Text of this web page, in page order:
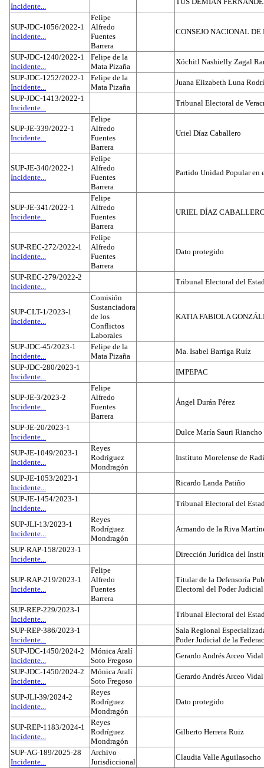
Incidente...
SUP-JDC-1056/2022-1
Incidente...
Felipe
Alfredo
Fuentes
Barrera
CONSEJO NACIONAL
SUP-JDC-1240/2022-1
Incidente...
Felipe de la
Mata Pizaña
Xóchitl Nashielly Zagal
SUP-JDC-1252/2022-1
Incidente...
Felipe de la
Mata Pizaña
Juana Elizabeth Luna
SUP-JDC-1413/2022-1
Incidente...
Tribunal Electoral de
SUP-JE-339/2022-1
Incidente...
Felipe
Alfredo
Fuentes
Barrera
Uriel Díaz Caballero
SUP-JE-340/2022-1
Incidente...
Felipe
Alfredo
Fuentes
Barrera
Partido Unidad Popular en
SUP-JE-341/2022-1
Incidente...
Felipe
Alfredo
Fuentes
Barrera
URIEL DÍAZ
SUP-REC-272/2022-1
Incidente...
Felipe
Alfredo
Fuentes
Barrera
Dato protegido
SUP-REC-279/2022-2
Incidente...
Tribunal Electoral del
SUP-CLT-1/2023-1
Incidente...
Comisión
Sustanciadora
de los
Conflictos
Laborales
KATIA FABIOLA
SUP-JDC-45/2023-1
Incidente...
Felipe de la
Mata Pizaña
Ma. Isabel Barriga Ruíz
SUP-JDC-280/2023-1
Incidente...
IMPEPAC
SUP-JE-3/2023-2
Incidente...
Felipe
Alfredo
Fuentes
Barrera
Ángel Durán Pérez
SUP-JE-20/2023-1
Incidente...
Dulce María Sauri
SUP-JE-1049/2023-1
Incidente...
Reyes
Rodríguez
Mondragón
Instituto Morelense de
SUP-JE-1053/2023-1
Incidente...
Ricardo Landa Patiño
SUP-JE-1454/2023-1
Incidente...
Tribunal Electoral del
SUP-JLI-13/2023-1
Incidente...
Reyes
Rodríguez
Mondragón
Armando de la Riva
SUP-RAP-158/2023-1
Incidente...
Dirección Jurídica del
SUP-RAP-219/2023-1
Incidente...
Felipe
Alfredo
Fuentes
Barrera
Titular de la Defensoría
Electoral del Poder
SUP-REP-229/2023-1
Incidente...
Tribunal Electoral del
SUP-REP-386/2023-1
Incidente...
Sala Regional
Poder Judicial de la
SUP-JDC-1450/2024-2
Incidente...
Mónica Aralí
Soto Fregoso
Gerardo Andrés Arceo Vidal
SUP-JDC-1450/2024-2
Incidente...
Mónica Aralí
Soto Fregoso
Gerardo Andrés Arceo Vidal
SUP-JLI-39/2024-2
Incidente...
Reyes
Rodríguez
Mondragón
Dato protegido
SUP-REP-1183/2024-1
Incidente...
Reyes
Rodríguez
Mondragón
Gilberto Herrera Ruiz
SUP-AG-189/2025-28
Incidente...
Archivo
Jurisdiccional
Claudia Valle Aguilasocho